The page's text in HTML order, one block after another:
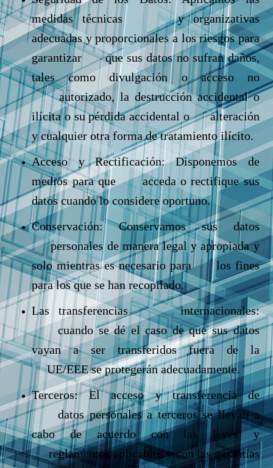
medidas técnicas y organizativas
adecuadas y proporcionales a los riesgos para
garantizar que sus datos no sufran daños,
tales como divulgación o acceso no
autorizado, la destrucción accidental o
ilícita o su pérdida accidental o alteración
y cualquier otra forma de tratamiento ilícito.
Acceso y Rectificación: Disponemos de
medios para que acceda o rectifique sus
datos cuando lo considere oportuno.
Conservación: Conservamos sus datos
personales de manera legal y apropiada y
solo mientras es necesario para los fines
para los que se han recopilado.
Las transferencias internacionales:
cuando se dé el caso de que sus datos
vayan a ser transferidos fuera de la
UE/EEE se protegerán adecuadamente.
Terceros: El acceso y transferencia de
datos personales a terceros se llevan a
cabo de acuerdo con las leyes y
reglamentos aplicables y con las garantías